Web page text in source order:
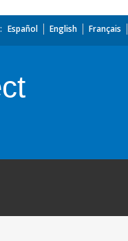
Español English Français